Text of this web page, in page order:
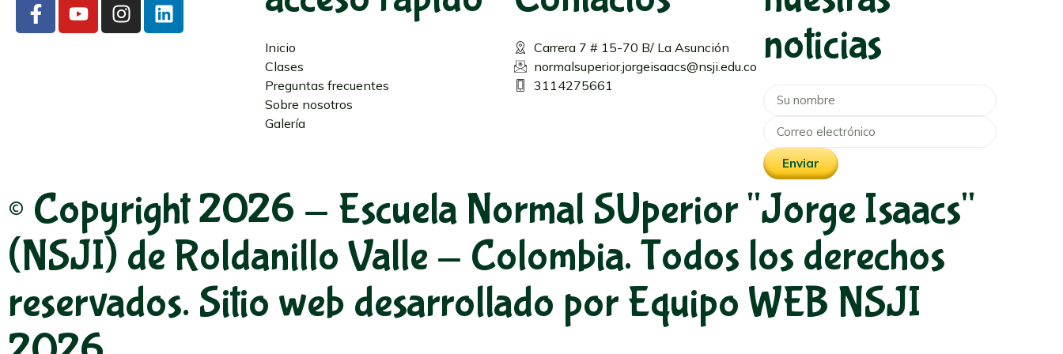
Inicio
Clases
Preguntas frecuentes
Sobre nosotros
Galería
Carrera 7 # 15-70 B/ La Asunción
normalsuperior.jorgeisaacs@nsji.edu.co
3114275661
noticias
Enviar
© Copyright 2026 - Escuela Normal SUperior "Jorge Isaacs"
(NSJI) de Roldanillo Valle - Colombia. Todos los derechos
reservados. Sitio web desarrollado por Equipo WEB NSJI